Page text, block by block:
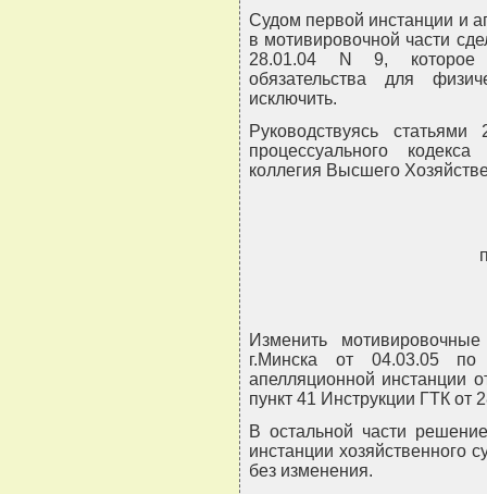
Судом первой инстанции и
в мотивировочной части
28.01.04 N 9, которое
обязательства для
исключить.
Руководствуясь
процессуального
коллегия Высшего
Изменить
г.Минска от 04.03.05
апелляционной инстанции
пункт 41 Инструкции ГТК от
В остальной части
инстанции хозяйственного
без изменения.